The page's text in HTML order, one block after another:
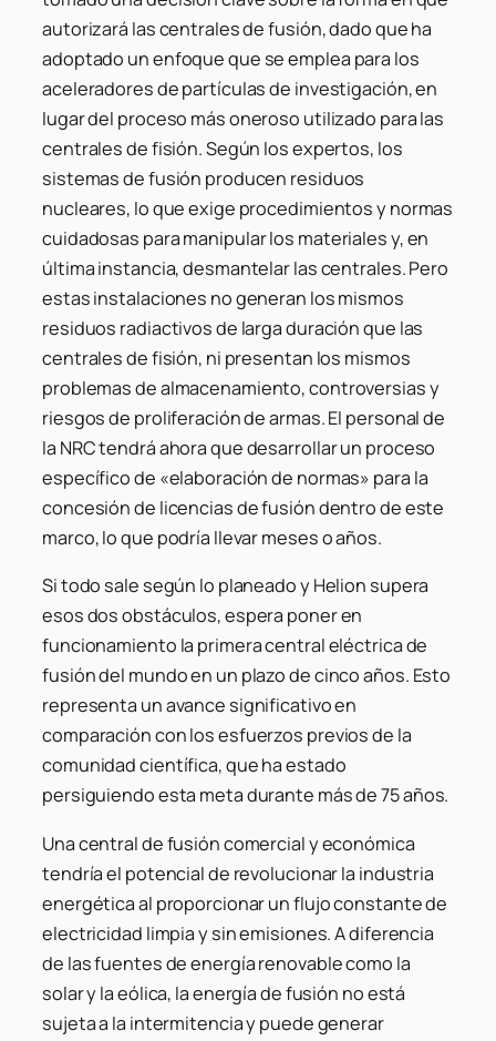
autorizará las centrales de fusión, dado que ha
adoptado un enfoque que se emplea para los
aceleradores de partículas de investigación, en
lugar del proceso más oneroso utilizado para las
centrales de fisión. Según los expertos, los
sistemas de fusión producen residuos
nucleares, lo que exige procedimientos y normas
cuidadosas para manipular los materiales y, en
última instancia, desmantelar las centrales. Pero
estas instalaciones no generan los mismos
residuos radiactivos de larga duración que las
centrales de fisión, ni presentan los mismos
problemas de almacenamiento, controversias y
riesgos de proliferación de armas. El personal de
la NRC tendrá ahora que desarrollar un proceso
específico de «elaboración de normas» para la
concesión de licencias de fusión dentro de este
marco, lo que podría llevar meses o años.
Si todo sale según lo planeado y Helion supera
esos dos obstáculos, espera poner en
funcionamiento la primera central eléctrica de
fusión del mundo en un plazo de cinco años. Esto
representa un avance significativo en
comparación con los esfuerzos previos de la
comunidad científica, que ha estado
persiguiendo esta meta durante más de 75 años.
Una central de fusión comercial y económica
tendría el potencial de revolucionar la industria
energética al proporcionar un flujo constante de
electricidad limpia y sin emisiones. A diferencia
de las fuentes de energía renovable como la
solar y la eólica, la energía de fusión no está
sujeta a la intermitencia y puede generar